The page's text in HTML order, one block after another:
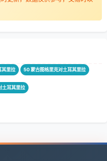
其里拉 50 蒙古图格里克对土耳其里拉
土耳其里拉